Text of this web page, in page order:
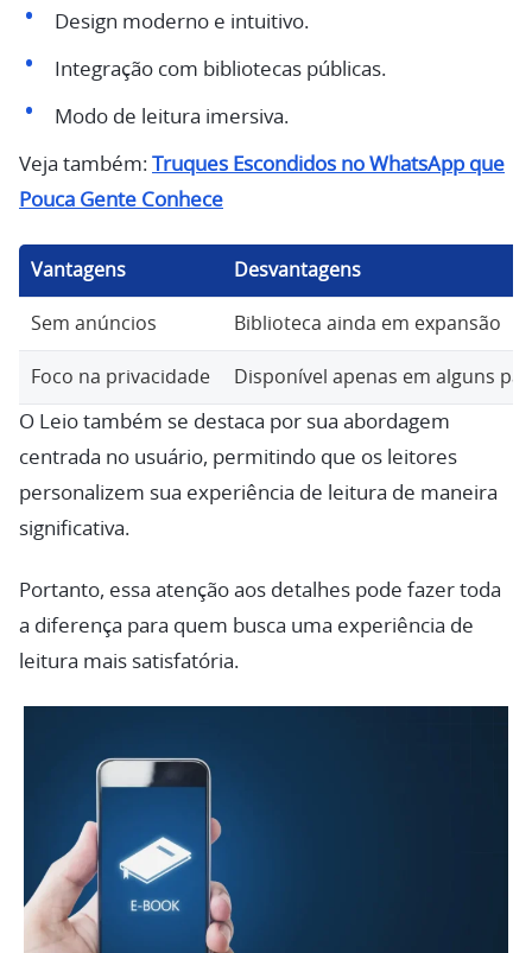
Design moderno e intuitivo.
Integração com bibliotecas públicas.
Modo de leitura imersiva.
Veja também: Truques Escondidos no WhatsApp que
Pouca Gente Conhece
Vantagens Desvantagens
Sem anúncios Biblioteca ainda em expansão
Foco na privacidade Disponível apenas em alguns
O Leio também se destaca por sua abordagem
centrada no usuário, permitindo que os leitores
personalizem sua experiência de leitura de maneira
significativa.
Portanto, essa atenção aos detalhes pode fazer toda
a diferença para quem busca uma experiência de
leitura mais satisfatória.